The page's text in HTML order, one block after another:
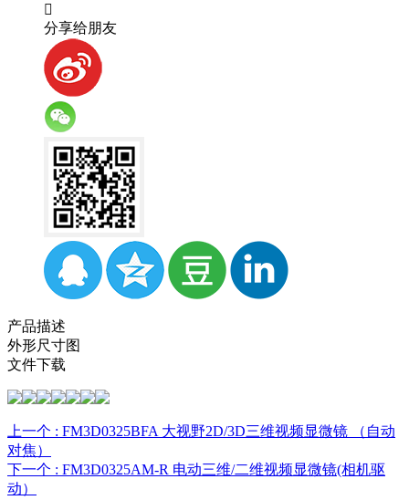

分享给朋友
产品描述
外形尺寸图
文件下载
上一个 : FM3D0325BFA 大视野2D/3D三维视频显微镜 （自动
对焦）
下一个 : FM3D0325AM-R 电动三维/二维视频显微镜(相机驱
动）